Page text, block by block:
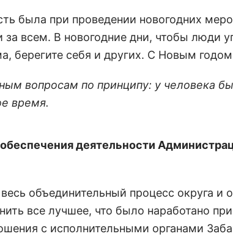
была при проведении новогодних
всем. В новогодние дни, чтобы люди
берегите себя и других. С Новым
вопросам по принципу: у человека
время.
деятельности
объединительный процесс округа и
все лучшее, что было наработано
с исполнительными органами